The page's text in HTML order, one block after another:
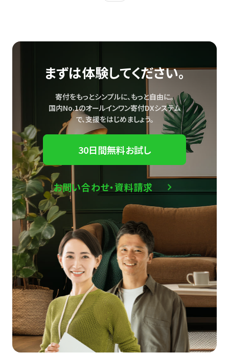
まずは体験してください。
寄付をもっとシンプルに、もっと自由に。
国内No.1のオールインワン寄付DXシステム
で、支援をはじめましょう。
30日間無料お試し
お問い合わせ・資料請求